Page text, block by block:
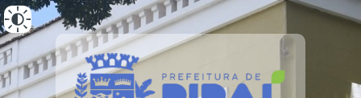
ALTO CONTRASTE MAPA DO SITE